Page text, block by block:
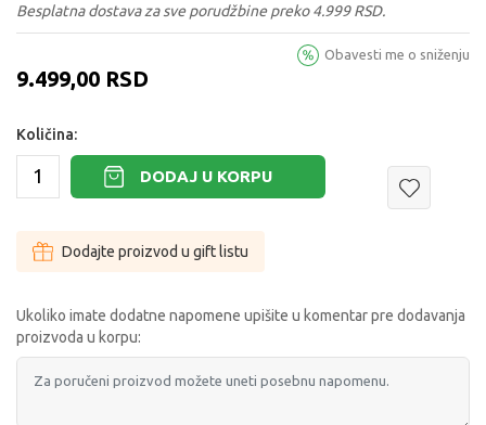
Besplatna dostava za sve porudžbine preko 4.999 RSD.
9.499,00 RSD
Obavesti me o sniženju
Količina:
DODAJ U KORPU
Dodajte proizvod u gift listu
Ukoliko imate dodatne napomene upišite u komentar pre dodavanja
proizvoda u korpu: